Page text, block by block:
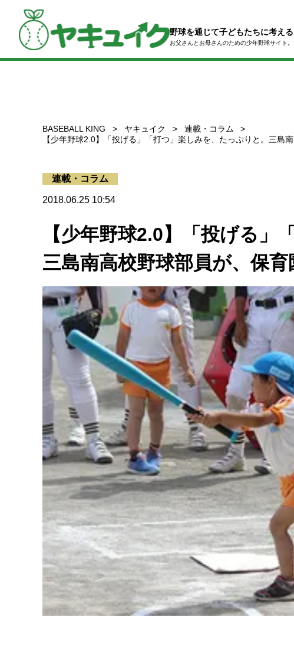
へ
野球を通じて子どもたちに考える
お父さんとお母さんのための少年野球サイト。
BASEBALL KING ヤキュイク
連載・コラム
【少年野球2.0】「投げる」「打つ」楽しみを、たっぷりと。三島
連載・コラム
2018.06.25 10:54
【少年野球2.0】「投げる」
三島南高校野球部員が、保育